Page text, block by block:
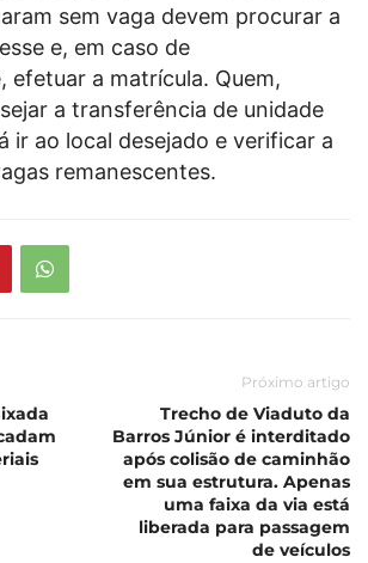
sem vaga devem procurar a
e, em caso de
efetuar a matrícula. Quem,
a transferência de unidade
ir ao local desejado e verificar a
remanescentes.
Próximo artigo
Trecho de Viaduto da
Barros Júnior é interditado
após colisão de caminhão
em sua estrutura. Apenas
uma faixa da via está
liberada para passagem
de veículos